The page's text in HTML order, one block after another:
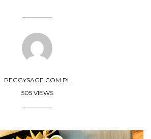
PEGGYSAGE.COM.PL
505 VIEWS